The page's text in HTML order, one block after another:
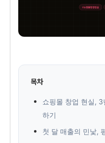
목차
쇼핑몰 창업 현실,
하기
첫 달 매출의 민낯,